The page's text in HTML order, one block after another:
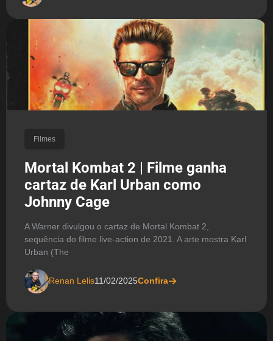
Filmes
Mortal Kombat 2 | Filme ganha
cartaz de Karl Urban como
Johnny Cage
A Warner divulgou o cartaz de Mortal Kombat 2,
sequência do filme live-action de 2021. A arte mostra Karl
Urban (The
Renan Lelis11/02/2025Confira